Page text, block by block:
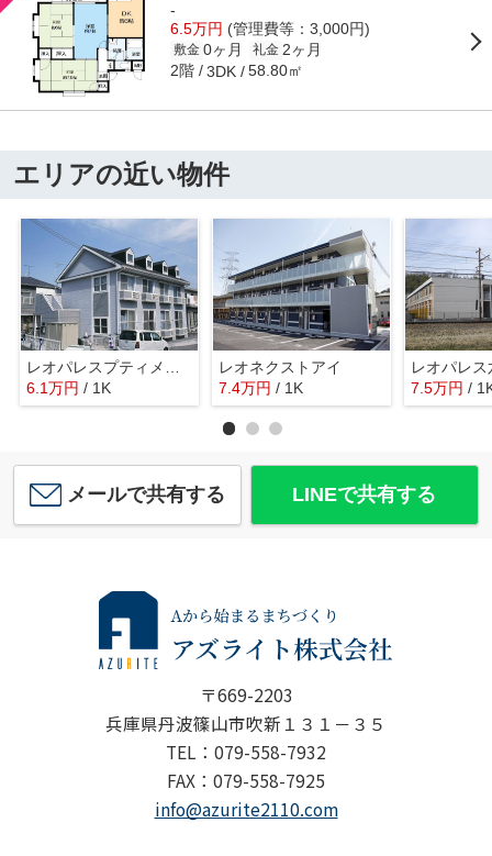
-
6.5万円 (管理費等：3,000円)
敷金 0ヶ月 礼金 2ヶ月
2階 3DK 58.80㎡
エリアの近い物件
レオパレスプティメゾン雅
6.1万円 / 1K
レオネクストアイ
7.4万円 / 1K 7.5万円 /
メールで共有する LINEで共有する
〒669-2203
兵庫県丹波篠山市吹新１３１－３５
TEL：079-558-7932
FAX：079-558-7925
info@azurite2110.com